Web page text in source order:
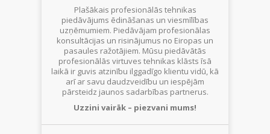
Plašākais profesionālās tehnikas
piedāvājums ēdināšanas un viesmīlības
uzņēmumiem. Piedāvājam profesionālas
konsultācijas un risinājumus no Eiropas un
pasaules ražotājiem. Mūsu piedāvātās
profesionālās virtuves tehnikas klāsts īsā
laikā ir guvis atzinību ilggadīgo klientu vidū, kā
arī ar savu daudzveidību un iespējām
pārsteidz jaunos sadarbības partnerus.
Uzzini vairāk – piezvani mums!